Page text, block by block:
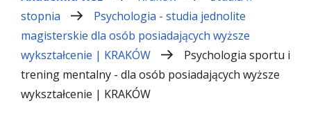
stopnia
Psychologia - studia jednolite
magisterskie dla osób posiadających wyższe
wykształcenie | KRAKÓW
Psychologia sportu i
trening mentalny - dla osób posiadających wyższe
wykształcenie | KRAKÓW